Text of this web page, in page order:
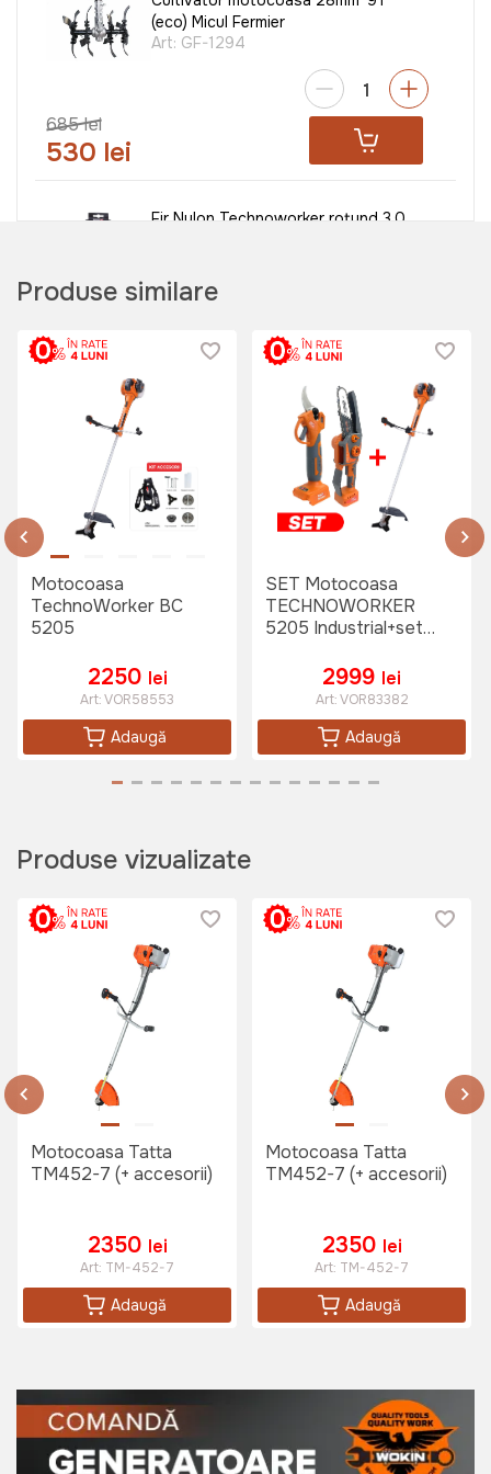
(eco) Micul Fermier
Art: GF-1294
685 lei
530 lei
Fir Nylon Technoworker rotund 3.0
35 lei
Fir Nylon Technoworker patrat 3.5
mm x 15 m
Art:VOR57387
45 lei
Fermier
Art:
45 lei
Cultivator / Prasitoare motocoasa
28mm*9T (eco) Micul Fermier
470 lei
Cap motocoasa Technoworker
Cap motocoasa Technoworker cu
lant MB020
Art:
VOR57402
155 lei
Produse similare
Motocoasa
TechnoWorker BC
5205
2250 lei
Art:VOR58553
Adaugă
SET Motocoasa
TECHNOWORKER
5205 Industrial+set
acumulator SAD 2buc
2999 lei
Art:VOR83382
Adaugă
Produse vizualizate
Motocoasa Tatta
TM452-7 (+ accesorii)
2350 lei
Art: TM-452-7
Adaugă
Motocoasa Tatta
TM452-7 (+ accesorii)
2350 lei
Art: TM-452-7
Adaugă